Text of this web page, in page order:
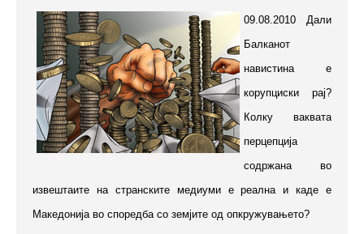
09.08.2010 Дали
Балканот
навистина е
корупциски рај?
Колку ваквата
перцепција
содржана во
извештаите на странските медиуми е реална и каде е
Македонија во споредба со земјите од опкружувањето?